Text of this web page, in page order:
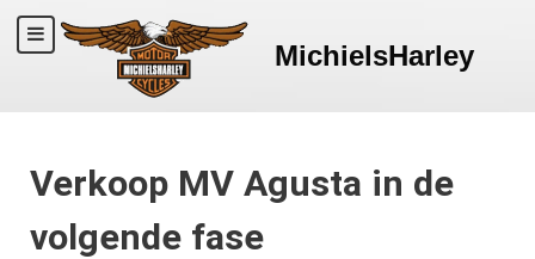
MichielsHarley
Verkoop MV Agusta in de
volgende fase